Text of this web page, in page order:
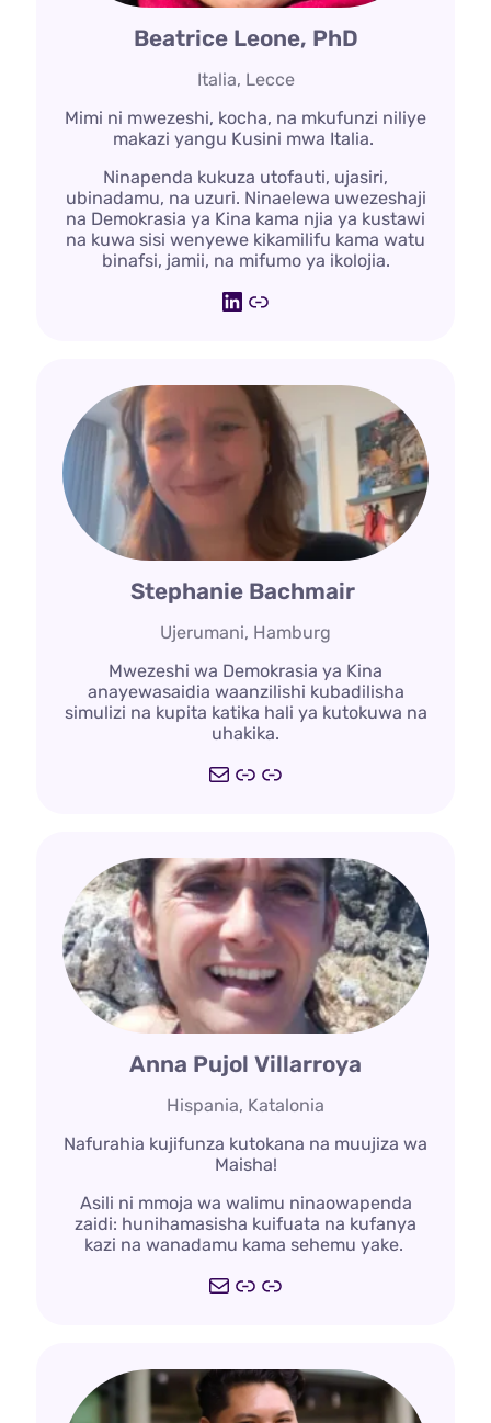
Beatrice Leone, PhD
Italia, Lecce
Mimi ni mwezeshi, kocha, na mkufunzi niliye
makazi yangu Kusini mwa Italia.
Ninapenda kukuza utofauti, ujasiri,
ubinadamu, na uzuri. Ninaelewa uwezeshaji
na Demokrasia ya Kina kama njia ya kustawi
na kuwa sisi wenyewe kikamilifu kama watu
binafsi, jamii, na mifumo ya ikolojia.
LinkedIn
Kiungo
Stephanie Bachmair
Ujerumani, Hamburg
Mwezeshi wa Demokrasia ya Kina
anayewasaidia waanzilishi kubadilisha
simulizi na kupita katika hali ya kutokuwa na
uhakika.
Barua
echoed.studio
Kiungo
Anna Pujol Villarroya
Hispania, Katalonia
Nafurahia kujifunza kutokana na muujiza wa
Maisha!
Asili ni mmoja wa walimu ninaowapenda
zaidi: hunihamasisha kuifuata na kufanya
kazi na wanadamu kama sehemu yake.
Barua
https://
https://